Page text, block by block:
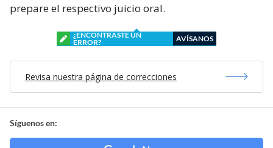
prepare el respectivo juicio oral.
¿ENCONTRASTE UN
ERROR?
AVÍSANOS
Revisa nuestra página de correcciones
Síguenos en: